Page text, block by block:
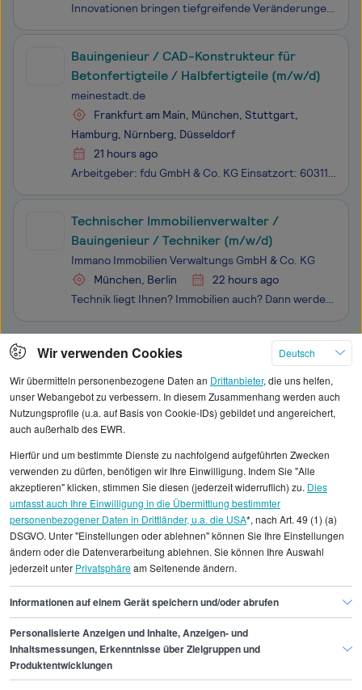
Innovationen bringen tiefgreifende Veränderungen mit sich und beeinflussen unser Leben in vielfältiger Weise. Bei TÜV SÜD sind wir in hohem Maße bestrebt, ein wichtiger Teil dieser Entwicklung und des Fortschritts zu sein. Wir sind von Anfang an dabei und begleiten diesen Prozess. Wir sorgen für ein
Bauingenieur / CAD-Konstrukteur für
Betonfertigteile / Halbfertigteile (m/w/d)
meinestadt.de
Frankfurt am Main, München, Stuttgart,
Hamburg, Nürnberg, Düsseldorf
21 hours ago
Arbeitgeber: fdu GmbH & Co. KG Einsatzort: 60311 Frankfurt am Main, München, Stuttgart, Hamburg, Nürnberg, Düsseldorf Die fdu GmbH & Co. KG ist Deutschlands größter Anbieter von Elementdecken und Elementwänden aus Beton. Ergänzend umfasst unser Leistungsspektrum die Produktion von Betonfert
Technischer Immobilienverwalter /
Bauingenieur / Techniker (m/w/d)
Immano Immobilien Verwaltungs GmbH & Co. KG
München, Berlin
22 hours ago
Technik liegt Ihnen? Immobilien auch? Dann werden Sie Teil der IMMANO Immobilien Verwaltungs GmbH. Mit Standorten in München, Leipzig, Dresden und Berlin betreuen wir im Unternehmensverbund rund 7.500 Wohn- und Gewerbeeinheiten. Unser Anspruch ist eine moderne, digitale und serviceorientierte Immo
Klicken Sie hier, um weitere Angebote anzuzeigen
statistischen Erhebungen durch StepStone. Es sind
Durchschnittswerte und die Angaben können nicht
einzelnen Stellenangeboten zugeordnet werden.
Gehaltsinformationen
Bauwesen
Straßenbaumeister/in
Straßenbaumeister/in München
Finde den Job,
der zu dir passt.
Wir verwenden Cookies
Deutsch
Wir übermitteln personenbezogene Daten an Drittanbieter, die uns helfen,
unser Webangebot zu verbessern. In diesem Zusammenhang werden auch
Nutzungsprofile (u.a. auf Basis von Cookie-IDs) gebildet und angereichert,
auch außerhalb des EWR.
Hierfür und um bestimmte Dienste zu nachfolgend aufgeführten Zwecken
verwenden zu dürfen, benötigen wir Ihre Einwilligung. Indem Sie "Alle
akzeptieren" klicken, stimmen Sie diesen (jederzeit widerruflich) zu. Dies
umfasst auch Ihre Einwilligung in die Übermittlung bestimmter
personenbezogener Daten in Drittländer, u.a. die USA*, nach Art. 49 (1) (a)
DSGVO. Unter "Einstellungen oder ablehnen" können Sie Ihre Einstellungen
ändern oder die Datenverarbeitung ablehnen. Sie können Ihre Auswahl
jederzeit unter Privatsphäream Seitenende ändern.
Informationen auf einem Gerät speichern und/oder abrufen
Personalisierte Anzeigen und Inhalte, Anzeigen- und
Inhaltsmessungen, Erkenntnisse über Zielgruppen und
Produktentwicklungen